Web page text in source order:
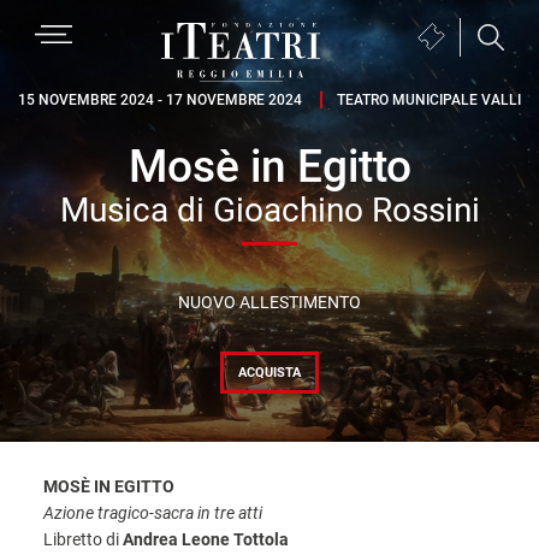
primaria
principale
Fondazione
Teatri
Reggio
Emilia
Biglietteria
apre
nuova
finestra)
15 NOVEMBRE 2024 - 17 NOVEMBRE 2024 TEATRO MUNICIPALE VALLI
Mosè in Egitto
Musica di Gioachino Rossini
NUOVO ALLESTIMENTO
ACQUISTA
MOSÈ IN EGITTO
Azione tragico-sacra in tre atti
Libretto diAndrea Leone Tottola